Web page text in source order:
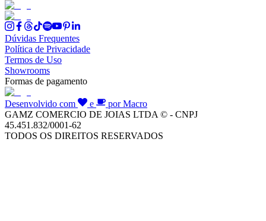
Dúvidas Frequentes
Política de Privacidade
Termos de Uso
Showrooms
Formas de pagamento
Desenvolvido com e
por Macro
GAMZ COMERCIO DE JOIAS LTDA © - CNPJ
45.451.832/0001-62
TODOS OS DIREITOS RESERVADOS